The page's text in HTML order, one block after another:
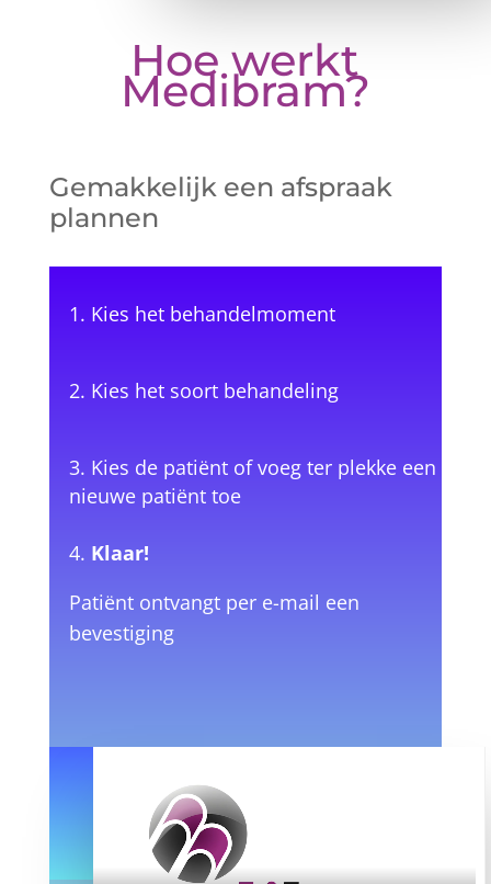
Hoe werkt
Medibram?
Gemakkelijk een afspraak
plannen
Kies het behandelmoment
Kies het soort behandeling
Kies de patiënt of voeg ter plekke een
nieuwe patiënt toe
Klaar!
Patiënt ontvangt per e-mail een
bevestiging